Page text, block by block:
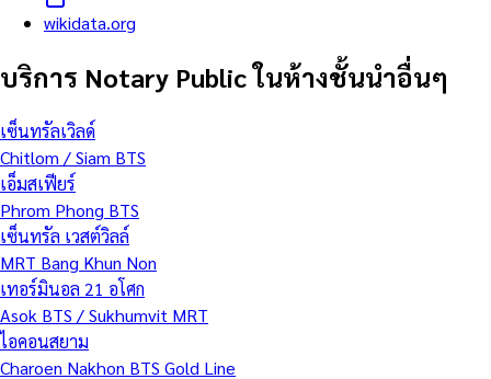
wikidata.org
บริการ Notary Public ในห้างชั้นนำอื่นๆ
เซ็นทรัลเวิลด์
Chitlom / Siam BTS
เอ็มสเฟียร์
Phrom Phong BTS
เซ็นทรัล เวสต์วิลล์
MRT Bang Khun Non
เทอร์มินอล 21 อโศก
Asok BTS / Sukhumvit MRT
ไอคอนสยาม
Charoen Nakhon BTS Gold Line